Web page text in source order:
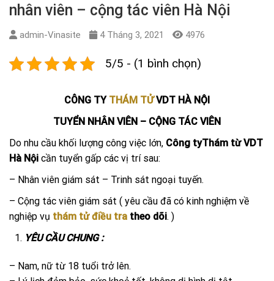
nhân viên – cộng tác viên Hà Nội
admin-Vinasite 4 Tháng 3, 2021 4976
5/5 - (1 bình chọn)
CÔNG TY THÁM TỬVDT HÀ NỘI
TUYỂN NHÂN VIÊN – CỘNG TÁC VIÊN
Do nhu cầu khối lượng công việc lớn, Công tyThám từ VDT
Hà Nội cần tuyển gấp các vị trí sau:
– Nhân viên giám sát – Trinh sát ngoại tuyến.
– Cộng tác viên giám sát ( yêu cầu đã có kinh nghiệm về
nghiệp vụ thám tử điều tra theo dõi. )
YÊU CẦU CHUNG :
– Nam, nữ từ 18 tuổi trở lên.